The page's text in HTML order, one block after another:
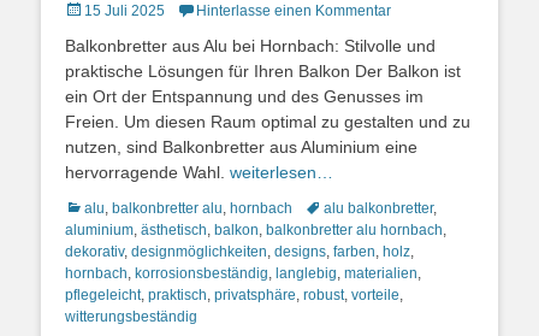
Posted
15 Juli 2025 Hinterlasse einen Kommentar
Balkonbretter aus Alu bei Hornbach: Stilvolle und
praktische Lösungen für Ihren Balkon Der Balkon ist
ein Ort der Entspannung und des Genusses im
Freien. Um diesen Raum optimal zu gestalten und zu
nutzen, sind Balkonbretter aus Aluminium eine
hervorragende Wahl. weiterlesen…
Kategorien
alu, balkonbretter alu, hornbach Schlagworte
alu balkonbretter,
aluminium, ästhetisch, balkon, balkonbretter alu hornbach,
dekorativ, designmöglichkeiten, designs, farben, holz,
hornbach, korrosionsbeständig, langlebig, materialien,
pflegeleicht, praktisch, privatsphäre, robust, vorteile,
witterungsbeständig